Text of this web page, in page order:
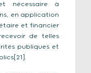
nécessaire à
en application
et financier
de telles
publiques et